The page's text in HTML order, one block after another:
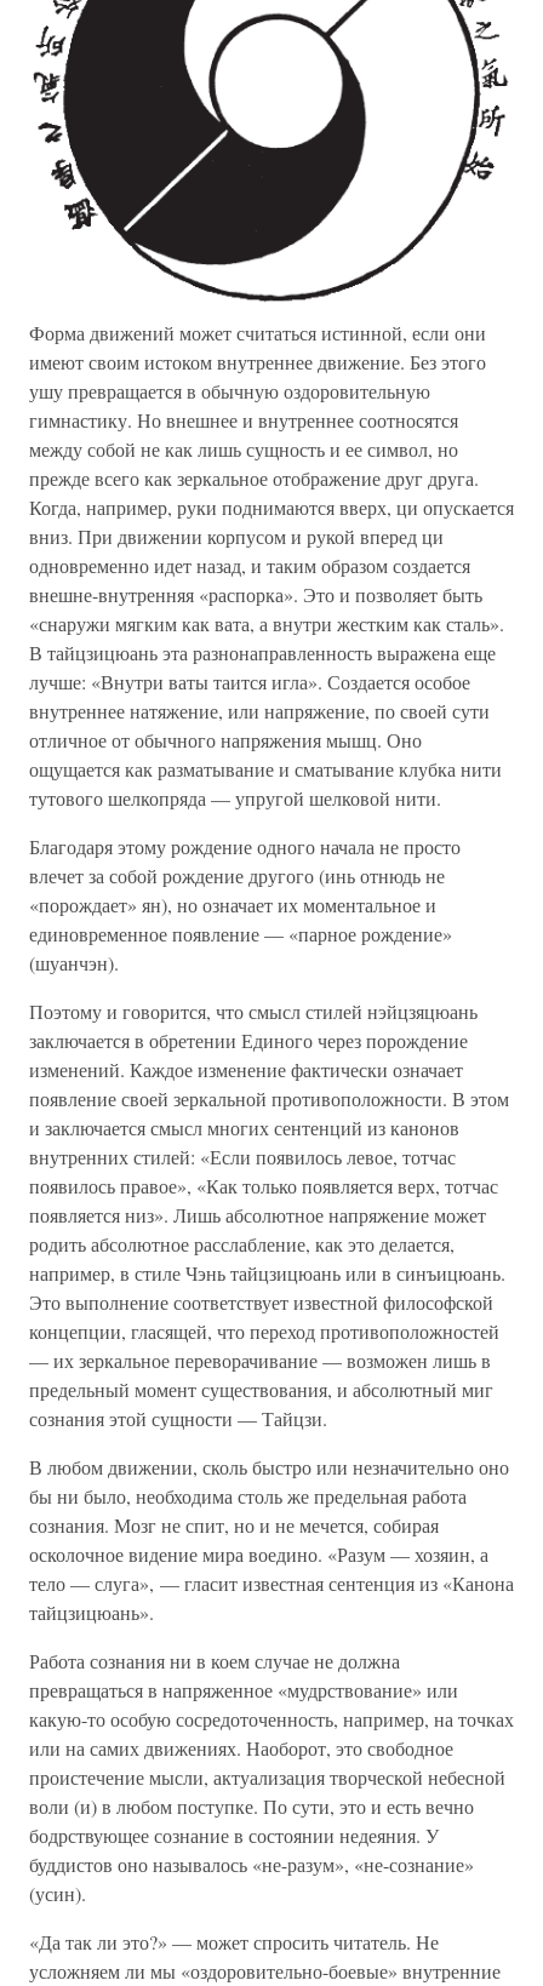
Форма движений может считаться истинной, если они
имеют своим истоком внутреннее движение. Без этого
ушу превращается в обычную оздоровительную
гимнастику. Но внешнее и внутреннее соотносятся
между собой не как лишь сущность и ее символ, но
прежде всего как зеркальное отображение друг друга.
Когда, например, руки поднимаются вверх, ци опускается
вниз. При движении корпусом и рукой вперед ци
одновременно идет назад, и таким образом создается
внешне-внутренняя «распорка». Это и позволяет быть
«снаружи мягким как вата, а внутри жестким как сталь».
В тайцзицюань эта разнонаправленность выражена еще
лучше: «Внутри ваты таится игла». Создается особое
внутреннее натяжение, или напряжение, по своей сути
отличное от обычного напряжения мышц. Оно
ощущается как разматывание и сматывание клубка нити
тутового шелкопряда — упругой шелковой нити.
Благодаря этому рождение одного начала не просто
влечет за собой рождение другого (инь отнюдь не
«порождает» ян), но означает их моментальное и
единовременное появление — «парное рождение»
(шуанчэн).
Поэтому и говорится, что смысл стилей нэйцзяцюань
заключается в обретении Единого через порождение
изменений. Каждое изменение фактически означает
появление своей зеркальной противоположности. В этом
и заключается смысл многих сентенций из канонов
внутренних стилей: «Если появилось левое, тотчас
появилось правое», «Как только появляется верх, тотчас
появляется низ». Лишь абсолютное напряжение может
родить абсолютное расслабление, как это делается,
например, в стиле Чэнь тайцзицюань или в синъицюань.
Это выполнение соответствует известной философской
концепции, гласящей, что переход противоположностей
— их зеркальное переворачивание — возможен лишь в
предельный момент существования, и абсолютный миг
сознания этой сущности — Тайцзи.
В любом движении, сколь быстро или незначительно оно
бы ни было, необходима столь же предельная работа
сознания. Мозг не спит, но и не мечется, собирая
осколочное видение мира воедино. «Разум — хозяин, а
тело — слуга», — гласит известная сентенция из «Канона
тайцзицюань».
Работа сознания ни в коем случае не должна
превращаться в напряженное «мудрствование» или
какую-то особую сосредоточенность, например, на точках
или на самих движениях. Наоборот, это свободное
проистечение мысли, актуализация творческой небесной
воли (и) в любом поступке. По сути, это и есть вечно
бодрствующее сознание в состоянии недеяния. У
буддистов оно называлось «не-разум», «не-сознание»
(усин).
«Да так ли это?» — может спросить читатель. Не
усложняем ли мы «оздоровительно-боевые» внутренние